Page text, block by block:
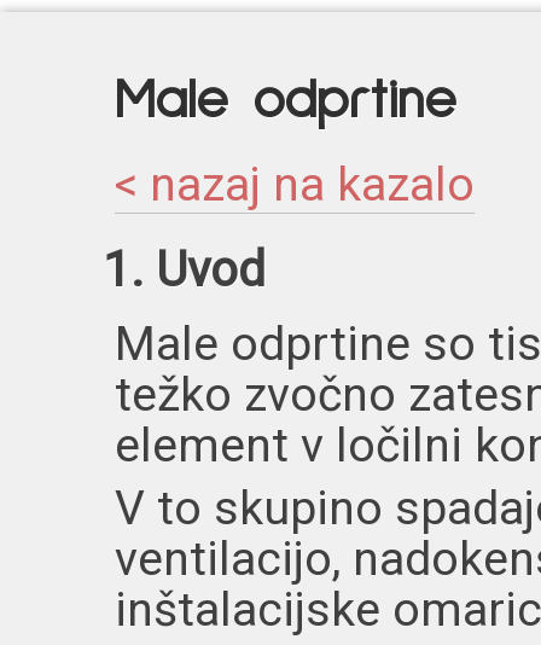
Male odprtine
< nazaj na kazalo
1. Uvod
Male odprtine so
težko zvočno
element v ločilni
V to skupino
ventilacijo,
inštalacijske